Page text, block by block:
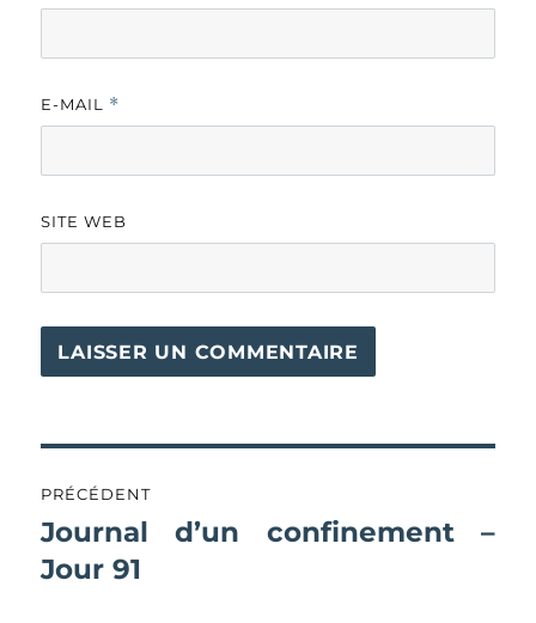
E-MAIL *
SITE WEB
de
l’article
PRÉCÉDENT
Publication
précédente :
Journal d’un confinement –
Jour 91